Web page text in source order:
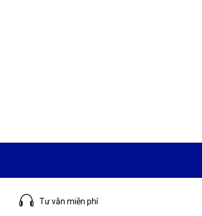
Tư vẫn miễn phí